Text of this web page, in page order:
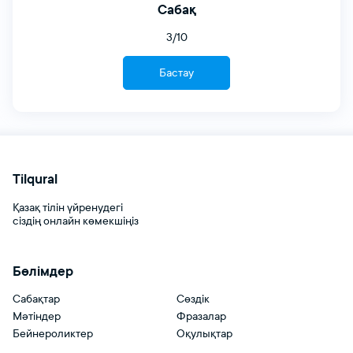
Сабақ
3/10
Бастау
Tilqural
Қазақ тілін үйренудегі
сіздің онлайн көмекшіңіз
Бөлімдер
Сабақтар
Мәтіндер
Бейнероликтер
Сөздік
Фразалар
Оқулықтар